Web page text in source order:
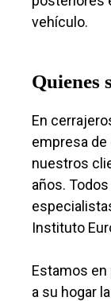
vehículo.
Quienes
En
empresa de
nuestros
años.
Instituto
Estamos
a su hogar